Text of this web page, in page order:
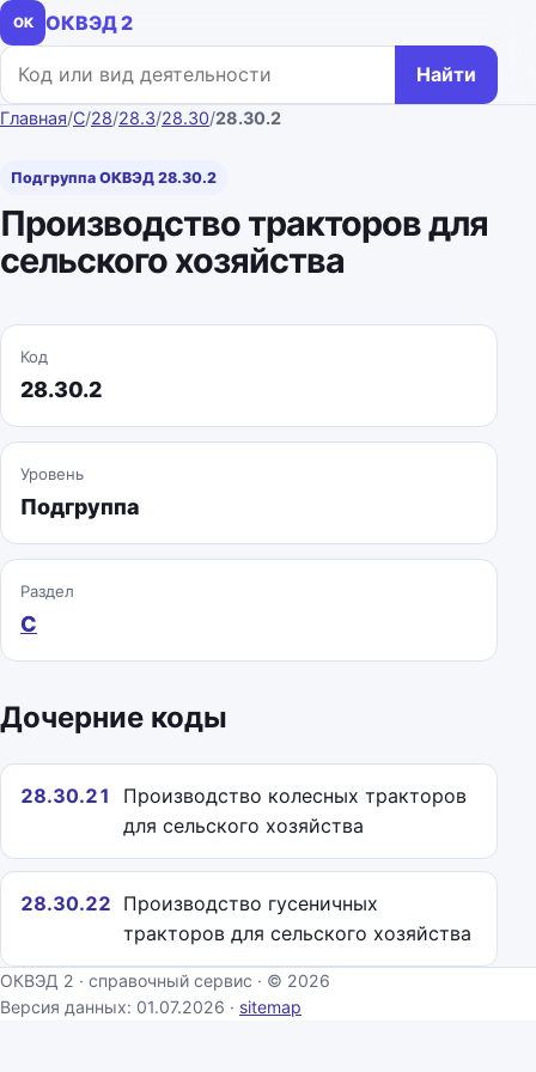
ОК
ОКВЭД 2
Поиск по коду или названию
Найти
Главная/C/28/28.3/28.30/28.30.2
Подгруппа ОКВЭД 28.30.2
Производство тракторов для
сельского хозяйства
Код
28.30.2
Уровень
Подгруппа
Раздел
C
Дочерние коды
28.30.21
Производство колесных тракторов
для сельского хозяйства
28.30.22 Производство гусеничных
тракторов для сельского хозяйства
ОКВЭД 2 · справочный сервис · © 2026
Версия данных: 01.07.2026 · sitemap